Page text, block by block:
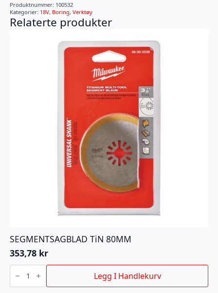
Produktnummer: 100532
Kategorier: 18V, Boring, Verktøy
Relaterte produkter
SEGMENTSAGBLAD TiN 80MM
353,78 kr
SEGMENTSAGBLAD
TiN
80MM
antall
Legg I Handlekurv